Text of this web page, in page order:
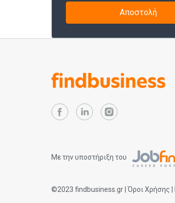
Με την υποστήριξη του
©2023 findbusiness.gr Όροι Χρήσης